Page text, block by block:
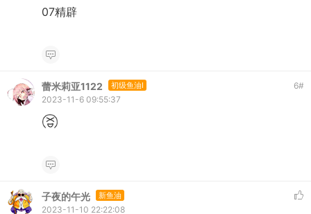
07精辟
蕾米莉亚1122 初级鱼油I 6#
2023-11-6 09:55:37
子夜的午光 新鱼油
2023-11-10 22:22:08